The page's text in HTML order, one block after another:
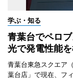
学ぶ・知る
青葉台でペロ
光で発電性能
青葉台東急スクエア
葉台店」で現在、フ